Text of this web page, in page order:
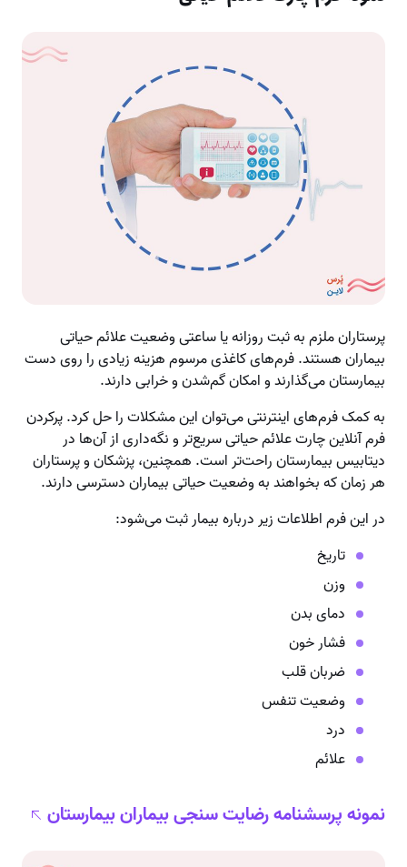
پرستاران ملزم به ثبت روزانه یا ساعتی وضعیت علائم حیاتی
بیماران هستند. فرم‌های کاغذی مرسوم هزینه زیادی را روی دست
بیمارستان می‌گذارند و امکان گم‌شدن و خرابی دارند.
به کمک فرم‌های اینترنتی می‌توان این مشکلات را حل کرد. پرکردن
فرم آنلاین چارت علائم حیاتی سریع‌تر و نگه‌داری از آن‌ها در
دیتابیس بیمارستان راحت‌تر است. همچنین، پزشکان و پرستاران
هر زمان که بخواهند به وضعیت حیاتی بیماران دسترسی دارند.
در این فرم اطلاعات زیر درباره بیمار ثبت می‌شود:
تاریخ
وزن
دمای بدن
فشار خون
ضربان قلب
وضعیت تنفس
درد
علائم
نمونه پرسشنامه رضایت سنجی بیماران بیمارستان